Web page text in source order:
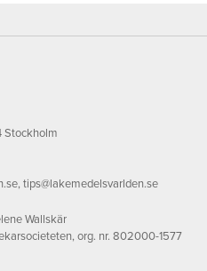
Stockholm
,tips@lakemedelsvarlden.se
Wallskär
org. nr. 802000-1577